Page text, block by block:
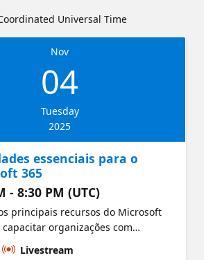
Universal Time
Nov
04
Tuesday
2025
essenciais para o
365
- 8:30 PM (UTC)
principais recursos do Microsoft
organizações com
de produtividade de ponta,
inteligente com a nuvem e
Livestream